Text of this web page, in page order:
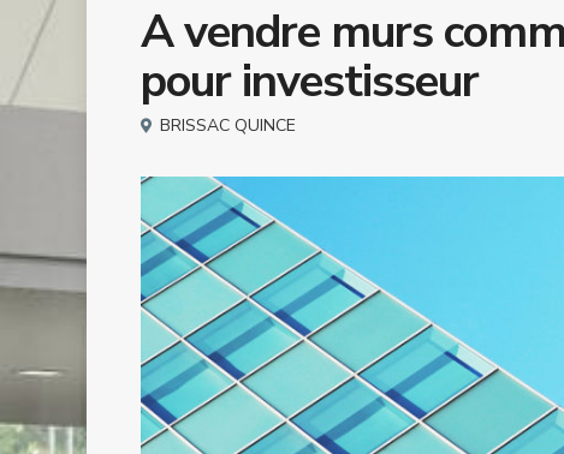
A vendre murs
pour investisseur
BRISSAC QUINCE